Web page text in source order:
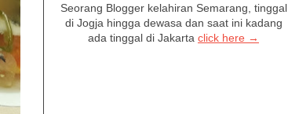
Seorang Blogger kelahiran Semarang, tinggal
di Jogja hingga dewasa dan saat ini kadang
ada tinggal di Jakarta click here →